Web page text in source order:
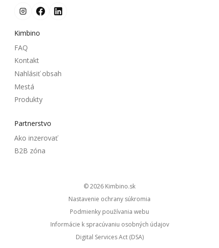
Kimbino
FAQ
Kontakt
Nahlásiť obsah
Mestá
Produkty
Partnerstvo
Ako inzerovať
B2B zóna
© 2026
kimbino.sk
Nastavenie ochrany súkromia
Podmienky používania webu
Informácie k spracúvaniu osobných údajov
Digital Services Act (DSA)